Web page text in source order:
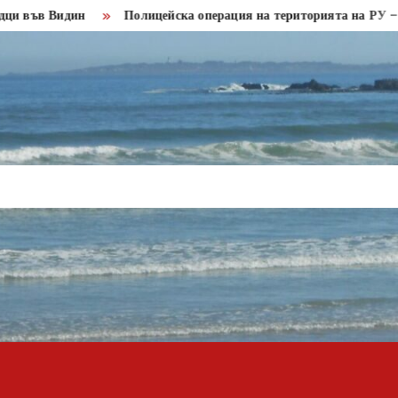
Полицейска операция на територията на РУ – Кула